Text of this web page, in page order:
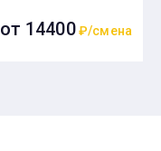
от 14400₽/смена